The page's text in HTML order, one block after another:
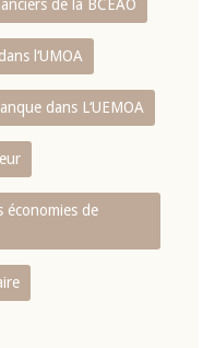
de la BCEAO
l‘UMOA
dans L‘UEMOA
économies de